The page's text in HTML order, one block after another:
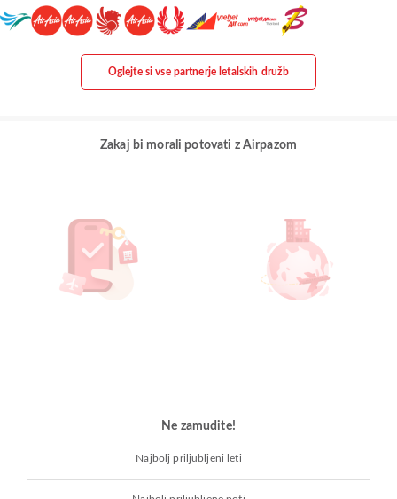
Oglejte si vse partnerje letalskih družb
Zakaj bi morali potovati z Airpazom
Ne zamudite!
Najbolj priljubljeni leti